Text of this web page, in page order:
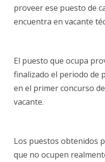
proveer ese puesto de
encuentra en vacante
El puesto que ocupa
finalizado el periodo de
en el primer concurso
vacante.
Los puestos obtenidos
que no ocupen